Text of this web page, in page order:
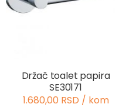
Držač toalet papira
SE30171
1.680,00 RSD / kom